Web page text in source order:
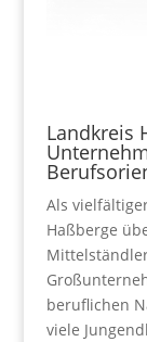
Landkreis
Als
Haßberge
beruflichen
viele